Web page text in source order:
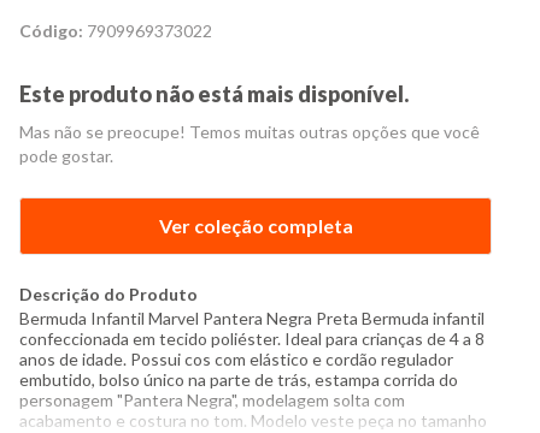
Código: 7909969373022
Este produto não está mais disponível.
Mas não se preocupe! Temos muitas outras opções que você
pode gostar.
Ver coleção completa
Descrição do Produto
Bermuda Infantil Marvel Pantera Negra Preta Bermuda infantil
confeccionada em tecido poliéster. Ideal para crianças de 4 a 8
anos de idade. Possui cos com elástico e cordão regulador
embutido, bolso único na parte de trás, estampa corrida do
personagem "Pantera Negra", modelagem solta com
acabamento e costura no tom. Modelo veste peça no tamanho